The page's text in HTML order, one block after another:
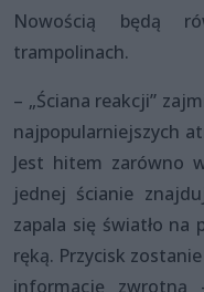
Nowością będą
trampolinach.
– „Ściana reakcji”
najpopularniejszych
Jest hitem zarówno
jednej ścianie
zapala się światło na
ręką. Przycisk
informację zwrotną